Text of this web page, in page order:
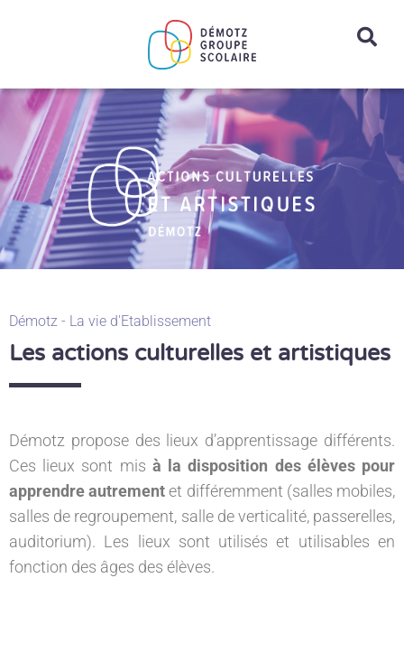
Démotz - La vie d'Etablissement
Les actions culturelles et artistiques
Démotz propose des lieux d’apprentissage différents.
Ces lieux sont mis à la disposition des élèves pour
apprendre autrementet différemment (salles mobiles,
salles de regroupement, salle de verticalité, passerelles,
auditorium). Les lieux sont utilisés et utilisables en
fonction des âges des élèves.